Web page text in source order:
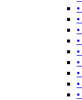
•
•
•
•
•
•
•
•
•